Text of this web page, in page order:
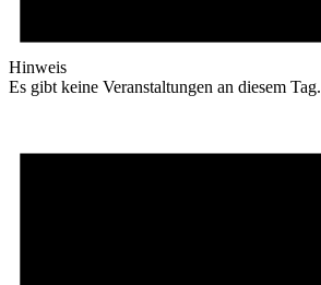
Hinweis
Es gibt keine Veranstaltungen an diesem Tag.